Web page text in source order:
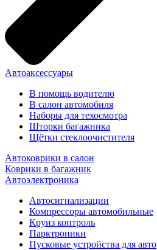
Автоаксессуары
В помощь водителю
В салон автомобиля
Наборы для техосмотра
Шторки багажника
Щётки стеклоочистителя
Автоковрики в салон
Коврики в багажник
Автоэлектроника
Автосигнализации
Компрессоры автомобильные
Круиз контроль
Парктроники
Пусковые устройства для авто